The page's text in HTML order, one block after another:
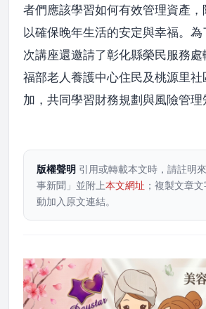
者們應該學習如何有效管理資產，
以確保晚年生活的安定與幸福。
次講座還邀請了彰化縣榮民服務
福部老人養護中心住民及桃源里社
加，共同學習財務規劃與風險管理
版權聲明 引用或轉載本文時，請註明
事新聞」並附上本文網址 ；複製文章
動加入原文連結。